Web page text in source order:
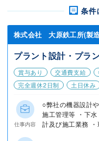
条件
株式会社 大原鉄工所(製
プラント設計・プラ
賞与あり
交通費支給
完全週休2日制
土日休み
仕事内容
○弊社の機器設計
施工管理等 ・下
計及び施工業務